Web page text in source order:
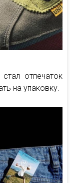
отпечаток
на упаковку.